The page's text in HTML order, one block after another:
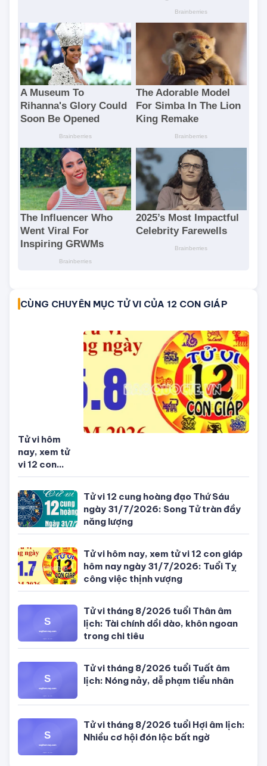
CÙNG CHUYÊN MỤC TỬ VI CỦA 12 CON GIÁP
Tử vi hôm
nay, xem tử
vi 12 con
giáp hôm
nay ngày
5/8/2026:
công việc
cần kiên
nhẫn
Tử vi 12 cung hoàng đạo Thứ Sáu
ngày 31/7/2026: Song Tử tràn đầy
năng lượng
Tử vi hôm nay, xem tử vi 12 con giáp
hôm nay ngày 31/7/2026: Tuổi Tỵ
công việc thịnh vượng
Tử vi tháng 8/2026 tuổi Thân âm
lịch: Tài chính dồi dào, khôn ngoan
trong chi tiêu
lịch: Nóng nảy, dễ phạm tiểu nhân